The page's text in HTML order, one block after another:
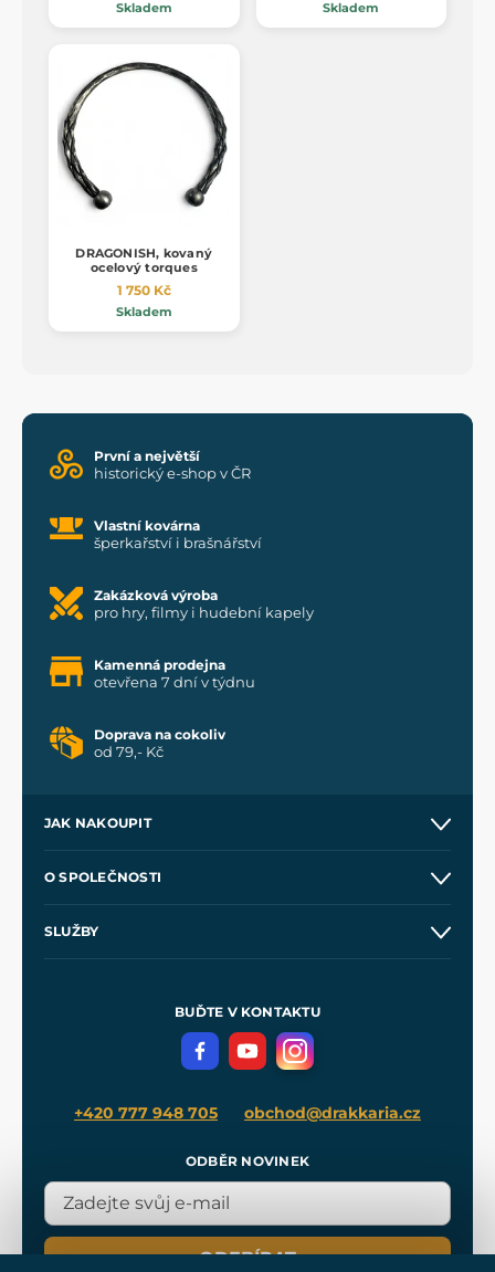
Skladem Skladem
DRAGONISH, kovaný
ocelový torques
1 750 Kč
Skladem
První a největší
historický e-shop v ČR
Vlastní kovárna
šperkařství i brašnářství
Zakázková výroba
pro hry, filmy i hudební kapely
Kamenná prodejna
otevřena 7 dní v týdnu
Doprava na cokoliv
od 79,- Kč
JAK NAKOUPIT
Velkoobchod
O SPOLEČNOSTI
SLUŽBY
Meče pro Kingdom Come
BUĎTE V KONTAKTU
+420 777 948 705 obchod@drakkaria.cz
ODBĚR NOVINEK
ODEBÍRAT